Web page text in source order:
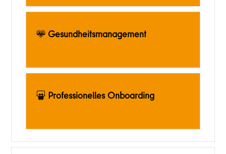
Gesundheitsmanagement
Professionelles Onboarding